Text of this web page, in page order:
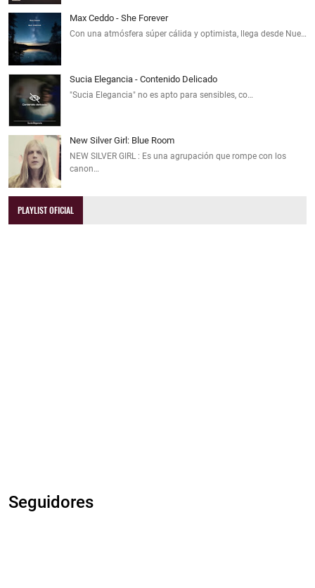
Max Ceddo - She Forever
Con una atmósfera súper cálida y optimista, llega desde Nue…
Sucia Elegancia - Contenido Delicado
"Sucia Elegancia" no es apto para sensibles, co…
New Silver Girl: Blue Room
NEW SILVER GIRL : Es una agrupación que rompe con los
canon…
PLAYLIST OFICIAL
Seguidores